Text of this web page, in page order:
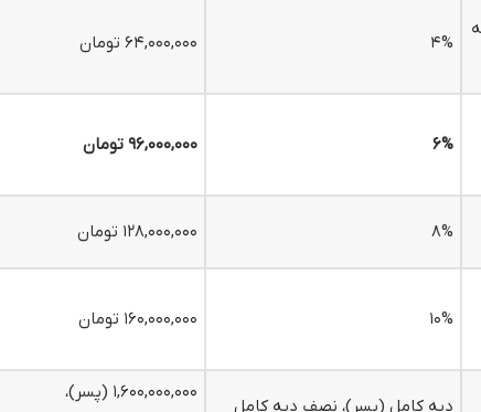
۴% ۶۴,۰۰۰,۰۰۰ تومان
۶% ۹۶,۰۰۰,۰۰۰ تومان
۸% ۱۲۸,۰۰۰,۰۰۰ تومان
۱۰% ۱۶۰,۰۰۰,۰۰۰ تومان
دیه کامل (پسر)، نصف دیه کامل
۱,۶۰۰,۰۰۰,۰۰۰ (پسر)،